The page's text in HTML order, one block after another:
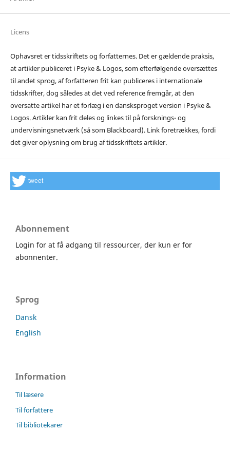
Licens
Ophavsret er tidsskriftets og forfatternes. Det er gældende praksis,
at artikler publiceret i Psyke & Logos, som efterfølgende oversættes
til andet sprog, af forfatteren frit kan publiceres i internationale
tidsskrifter, dog således at det ved reference fremgår, at den
oversatte artikel har et forlæg i en dansksproget version i Psyke &
Logos. Artikler kan frit deles og linkes til på forsknings- og
undervisningsnetværk (så som Blackboard). Link foretrækkes, fordi
det giver oplysning om brug af tidsskriftets artikler.
tweet
Abonnement
Login for at få adgang til ressourcer, der kun er for
abonnenter.
Sprog
Dansk
English
Information
Til læsere
Til forfattere
Til bibliotekarer